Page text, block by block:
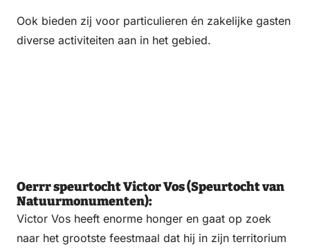
Ook bieden zij voor particulieren én zakelijke gasten
diverse activiteiten aan in het gebied.
Oerrr speurtocht Victor Vos (Speurtocht van
Natuurmonumenten):
Victor Vos heeft enorme honger en gaat op zoek
naar het grootste feestmaal dat hij in zijn territorium